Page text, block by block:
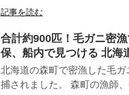
記事を読む
合計約900匹！毛ガニ密
保、船内で見つける 北海
北海道の森町で密漁した毛
捕されました。 森町の漁師